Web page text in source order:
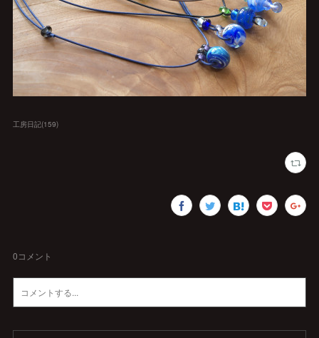
工房日記(159)
0コメント